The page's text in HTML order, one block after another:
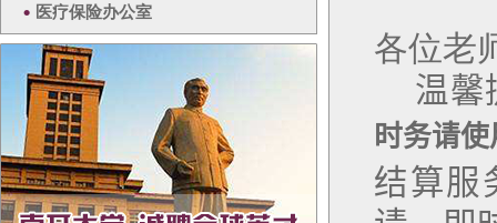
• 医疗保险办公室
各位老
温馨
时务请
结算服